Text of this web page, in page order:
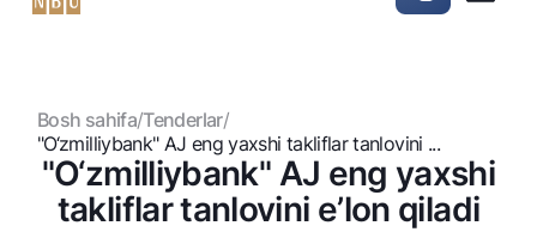
Shaxsiy kabinet
Jismoniy shaxslarga
Kreditlar
Ipoteka
Ovozni yoqish Shaxsiy kabinet
Bosh sahifa/Tenderlar/
"O‘zmilliybank" AJ eng yaxshi takliflar tanlovini ...
"O‘zmilliybank" AJ eng yaxshi
takliflar tanlovini e’lon qiladi